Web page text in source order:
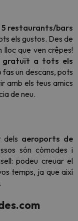
5 restaurants/bars
els gustos. Des de
que ven crêpes!
gratuït a tots els
un descans, pots
amb els teus amics
de neu.
dels aeroports de
són còmodes i
podeu creuar el
temps, ja que així